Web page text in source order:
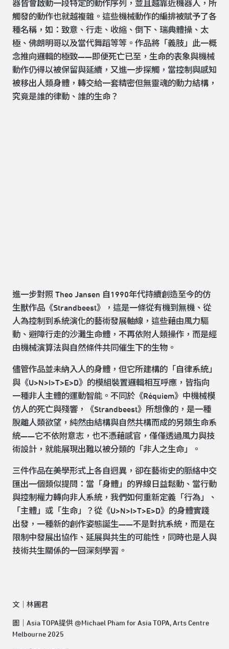
器皆會啟動一段特定的動作序列，並且越靠近機器人，所
觸發的動作也就越複雜。這些機械動作的編排被賦予了各
種名稱，如：致意、行走、收縮、倒下、瑞典體操、太
極、佛朗明哥以及當代舞蹈等等。作品將「義肢」此一概
念推向邏輯的極致——即便死亡已至，生命的表象與機械
動作仍得以被保留與延續，又進一步探觸，當控制與感知
被移出人類身體，轉交給一套精密但無靈魂的動力結構，
究竟是誰的律動、誰的生命？
進一步對照 Theo Jansen 自1990年代持續創造至今的仿
生獸作品《Strandbeest》，這是一條從有機到無機、從
人為控制到系統演化的藝術發展軸線，這些藉由風力驅
動、避障行走的沙灘生命體，不再依附人類操作，而是經
由機械演算法與自然條件共同催生下的生物。
儘管作品並未納入人的身體，但它所建構的「自律系統」
與《U>N>I>T>E>D》的模組裝置邏輯相互呼應，皆指向
一種非人主體的運動智能。不同於《Réquiem》中機械模
仿人的死亡與殘響，《Strandbeest》所想像的，是一種
脫離人類欲望，純然由結構與自然共構而成的另類生命系
統——它不依附意志，也不憑藉感官，僅僅透過風力與技
術設計，就能展現出難以被分類的「非人之生命」。
三件作品在美學形式上各自迥異，卻在藝術史的脈絡中交
匯出一個類似提問：當「身體」的界線日益鬆動、當行動
與控制權力轉向非人系統，我們如何重新定義「行為」、
「主體」或「生命」？從《U>N>I>T>E>D》的身體實踐
出發，一種新的創作姿態誕生——不是對抗系統，而是在
限制中發展出協作、延展與共生的可能性，同時也是人與
技術共生關係的一回深刻學習。
文｜林圃君
圖｜Asia TOPA提供 @Michael Pham for Asia TOPA, Arts Centre
Melbourne 2025